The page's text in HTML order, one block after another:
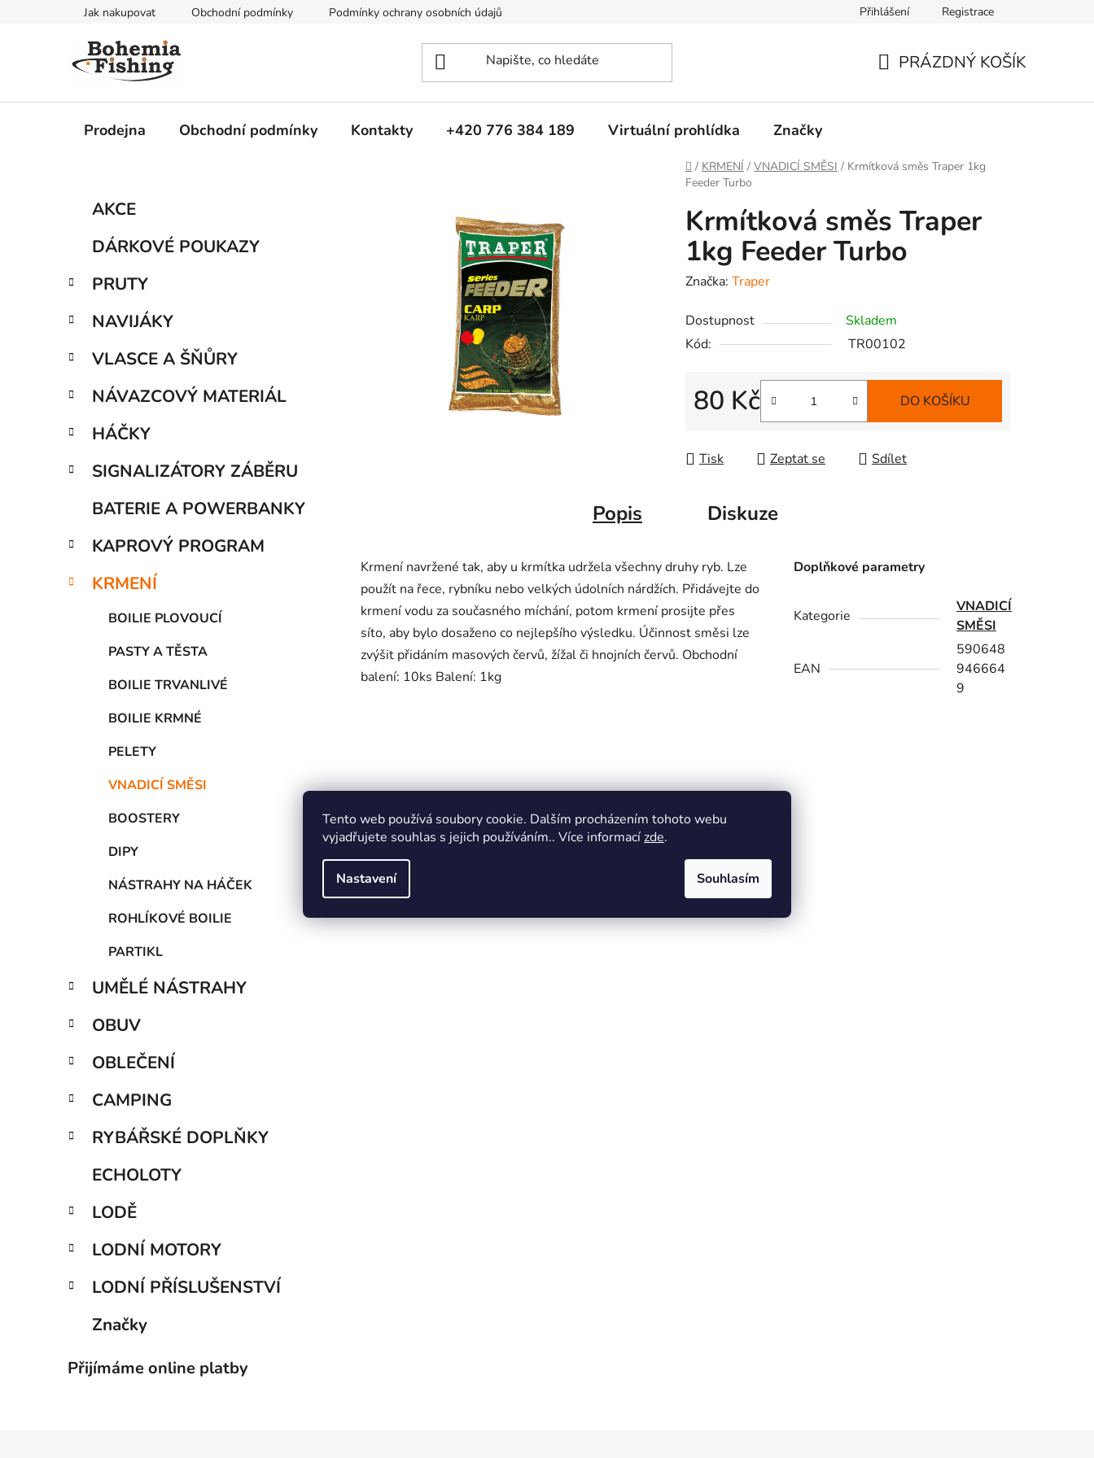
Tento web používá soubory cookie. Dalším procházením tohoto webu
vyjadřujete souhlas s jejich používáním.. Více informacízde.
Nastavení Souhlasím
Jak nakupovat Obchodní podmínky Podmínky ochrany osobních údajů Přihlášení Registrace
PRÁZDNÝ KOŠÍK
Prodejna Obchodní podmínky Kontakty +420 776 384 189 Virtuální prohlídka Značky
Domů
/ KRMENÍ / VNADICÍ SMĚSI / Krmítková směs Traper 1kg
Feeder Turbo
r
n
n
í
p
n
l
Přeskočit
kategorie
o
i
AKCE
DÁRKOVÉ POUKAZY
PRUTY
NAVIJÁKY
VLASCE A ŠŇŮRY
NÁVAZCOVÝ MATERIÁL
HÁČKY
SIGNALIZÁTORY ZÁBĚRU
BATERIE A POWERBANKY
KAPROVÝ PROGRAM
KRMENÍ
BOILIE PLOVOUCÍ
PASTY A TĚSTA
BOILIE TRVANLIVÉ
BOILIE KRMNÉ
PELETY
VNADICÍ SMĚSI
BOOSTERY
DIPY
NÁSTRAHY NA HÁČEK
ROHLÍKOVÉ BOILIE
PARTIKL
UMĚLÉ NÁSTRAHY
OBUV
OBLEČENÍ
CAMPING
RYBÁŘSKÉ DOPLŇKY
ECHOLOTY
LODĚ
LODNÍ MOTORY
LODNÍ PŘÍSLUŠENSTVÍ
Značky
Přijímáme online platby
Krmítková směs Traper
1kg Feeder Turbo
Značka: Traper
Dostupnost
Skladem
Kód:
TR00102
80 Kč
Měrná cena:
DO KOŠÍKU
Tisk Zeptat se Sdílet
Popis Diskuze
Krmení navržené tak, aby u krmítka udržela všechny druhy ryb. Lze
použít na řece, rybníku nebo velkých údolních nárdžích. Přidávejte do
krmení vodu za současného míchání, potom krmení prosijte přes
síto, aby bylo dosaženo co nejlepšího výsledku. Účinnost směsi lze
zvýšit přidáním masových červů, žížal či hnojních červů. Obchodní
balení: 10ks Balení: 1kg
Doplňkové parametry
Kategorie
VNADICÍ
SMĚSI
EAN
590648
946664
9